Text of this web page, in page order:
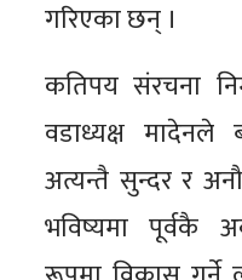
गरिएका छन् ।
कतिपय संरचना
वडाध्यक्ष
अत्यन्तै सुन्दर र
भविष्यमा पूर्वकै